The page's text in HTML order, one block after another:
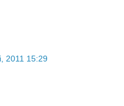
2011 15:29